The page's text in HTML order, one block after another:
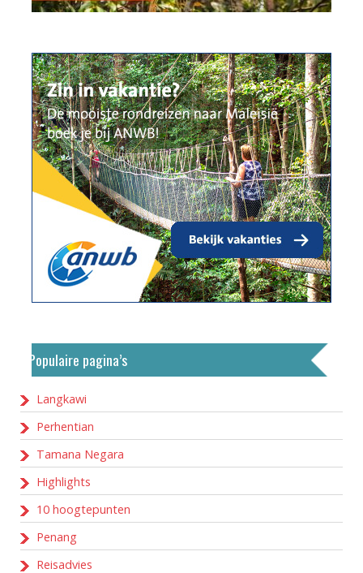
Populaire pagina’s
Langkawi
Perhentian
Tamana Negara
Highlights
10 hoogtepunten
Penang
Reisadvies